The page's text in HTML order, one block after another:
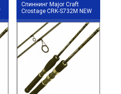
Спиннинг Major Craft
Crostage CRK-S732M NEW